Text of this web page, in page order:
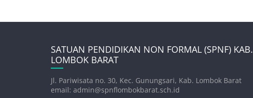
SATUAN PENDIDIKAN NON FORMAL (SPNF) KAB.
LOMBOK BARAT
Jl. Pariwisata no. 30, Kec. Gunungsari, Kab. Lombok Barat
email: admin@spnflombokbarat.sch.id